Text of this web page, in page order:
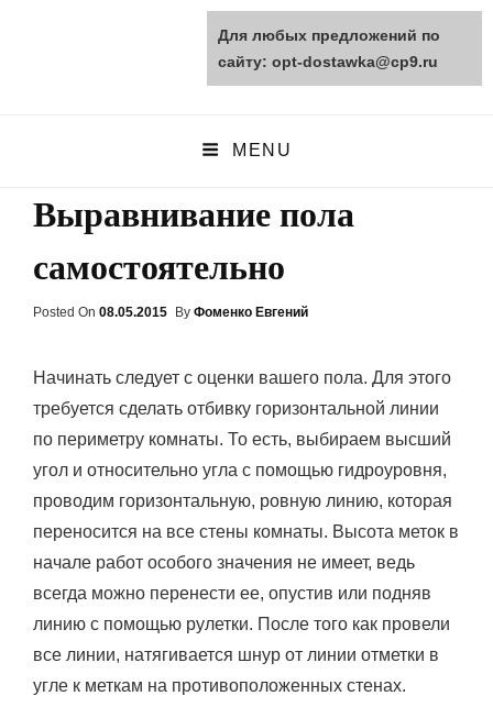
opt-dostawka.ru
MENU
Выравнивание пола
самостоятельно
Posted On Posted
08.05.2015 By Фоменко Евгений
Начинать следует с оценки вашего пола. Для этого
требуется сделать отбивку горизонтальной линии
по периметру комнаты. То есть, выбираем высший
угол и относительно угла с помощью гидроуровня,
проводим горизонтальную, ровную линию, которая
переносится на все стены комнаты. Высота меток в
начале работ особого значения не имеет, ведь
всегда можно перенести ее, опустив или подняв
линию с помощью рулетки. После того как провели
все линии, натягивается шнур от линии отметки в
угле к меткам на противоположенных стенах.
Для любых предложений по
сайту: opt-dostawka@cp9.ru